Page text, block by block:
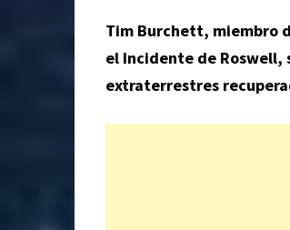
Tim Burchett, miembro
el Incidente de Roswell,
extraterrestres